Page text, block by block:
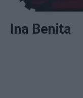
Ina Benita